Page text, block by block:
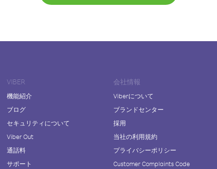
VIBER
機能紹介
ブログ
セキュリティについて
Viber Out
通話料
サポート
会社情報
Viberについて
ブランドセンター
採用
当社の利用規約
プライバシーポリシー
Customer Complaints Code